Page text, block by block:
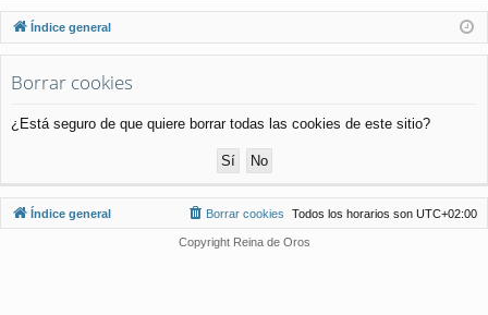
os
nt
ifi
rs
ist
ra
Índice general
Borrar cookies
¿Está seguro de que quiere borrar todas las cookies de este sitio?
Índice general Todos los horarios son UTC+02:00
Borrar cookies
Copyright Reina de Oros